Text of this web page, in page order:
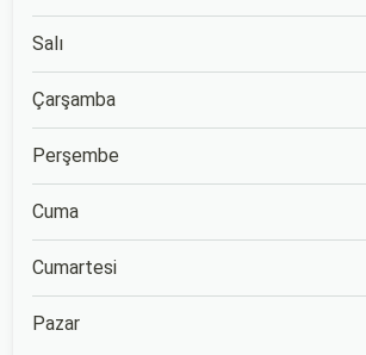
Salı
Çarşamba
Perşembe
Cuma
Cumartesi
Pazar